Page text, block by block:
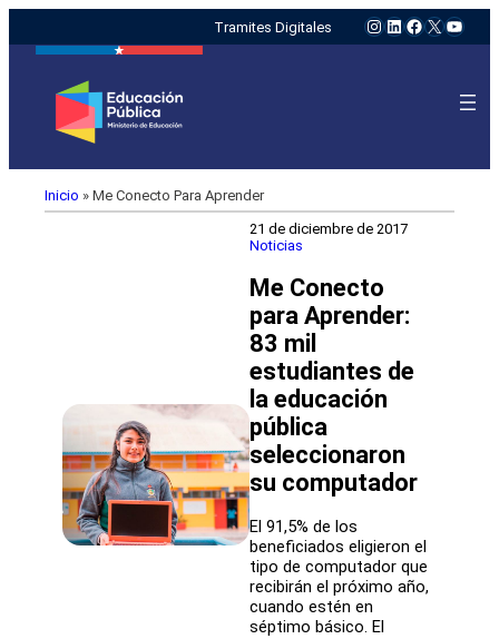
Tramites Digitales Instagram
LinkedIn
Facebook
X
Inicio » Me Conecto Para Aprender
21 de diciembre de 2017
Noticias
Me Conecto
para Aprender:
83 mil
estudiantes de
la educación
pública
seleccionaron
su computador
El 91,5% de los
beneficiados eligieron el
tipo de computador que
recibirán el próximo año,
cuando estén en
séptimo básico. El